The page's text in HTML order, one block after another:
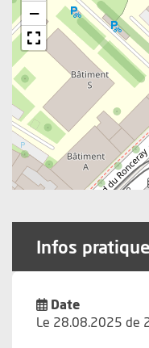
−
Infos
Date
Le 28.08.2025 de